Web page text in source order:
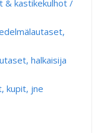
& kastikekulhot /
halkaisija
kupit, jne